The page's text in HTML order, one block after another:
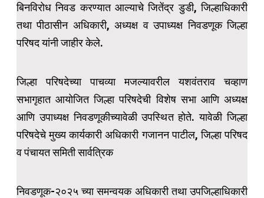
बिनविरोध निवड करण्यात आल्याचे जितेंद्र डुडी, जिल्हाधिकारी
तथा पीठासीन अधिकारी, अध्यक्ष व उपाध्यक्ष निवडणूक जिल्हा
परिषद यांनी जाहीर केले.
जिल्हा परिषदेच्या पाचव्या मजल्यावरील यशवंतराव चव्हाण
सभागृहात आयोजित जिल्हा परिषदेची विशेष सभा आणि अध्यक्ष
आणि उपाध्यक्ष निवडणूकीच्यावेळी उपस्थित होते. यावेळी जिल्हा
परिषदेचे मुख्य कार्यकारी अधिकारी गजानन पाटील, जिल्हा परिषद
व पंचायत समिती सार्वत्रिक
निवडणूक-२०२५ च्या समन्वयक अधिकारी तथा उपजिल्हाधिकारी